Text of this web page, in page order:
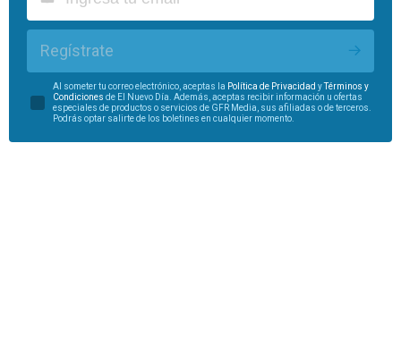
Regístrate
Al someter tu correo electrónico, aceptas la Política de Privacidad yTérminos y
Condiciones de El Nuevo Día. Además, aceptas recibir información u ofertas
especiales de productos o servicios de GFR Media, sus afiliadas o de terceros.
Podrás optar salirte de los boletines en cualquier momento.